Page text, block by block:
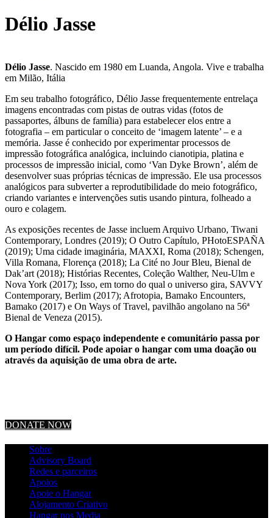
Délio Jasse
Délio Jasse. Nascido em 1980 em Luanda, Angola. Vive e trabalha
em Milão, Itália
Em seu trabalho fotográfico, Délio Jasse frequentemente entrelaça
imagens encontradas com pistas de outras vidas (fotos de
passaportes, álbuns de família) para estabelecer elos entre a
fotografia – em particular o conceito de ‘imagem latente’ – e a
memória. Jasse é conhecido por experimentar processos de
impressão fotográfica analógica, incluindo cianotipia, platina e
processos de impressão inicial, como ‘Van Dyke Brown’, além de
desenvolver suas próprias técnicas de impressão. Ele usa processos
analógicos para subverter a reprodutibilidade do meio fotográfico,
criando variantes e intervenções sutis usando pintura, folheado a
ouro e colagem.
As exposições recentes de Jasse incluem Arquivo Urbano, Tiwani
Contemporary, Londres (2019); O Outro Capítulo, PHotoESPAÑA
(2019); Uma cidade imaginária, MAXXI, Roma (2018); Schengen,
Villa Romana, Florença (2018); La Cité no Jour Bleu, Bienal de
Dak’art (2018); Histórias Recentes, Coleção Walther, Neu-Ulm e
Nova York (2017); Isso, em torno do qual o universo gira, SAVVY
Contemporary, Berlim (2017); Afrotopia, Bamako Encounters,
Bamako (2017) e On Ways of Travel, pavilhão angolano na 56ª
Bienal de Veneza (2015).
O Hangar como espaço independente e comunitário passa por
um período difícil. Pode apoiar o hangar com uma doação ou
através da aquisição de uma obra de arte.
DONATE NOW
Sobre
Advisory Board
Redes e parceiros
Apoios
Apoie o Hangar
Alojamento Criativo
Hangar nos Media